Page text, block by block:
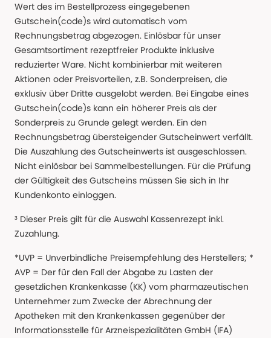
Wert des im Bestellprozess eingegebenen
Gutschein(code)s wird automatisch vom
Rechnungsbetrag abgezogen. Einlösbar für unser
Gesamtsortiment rezeptfreier Produkte inklusive
reduzierter Ware. Nicht kombinierbar mit weiteren
Aktionen oder Preisvorteilen, z.B. Sonderpreisen, die
exklusiv über Dritte ausgelobt werden. Bei Eingabe eines
Gutschein(code)s kann ein höherer Preis als der
Sonderpreis zu Grunde gelegt werden. Ein den
Rechnungsbetrag übersteigender Gutscheinwert verfällt.
Die Auszahlung des Gutscheinwerts ist ausgeschlossen.
Nicht einlösbar bei Sammelbestellungen. Für die Prüfung
der Gültigkeit des Gutscheins müssen Sie sich in Ihr
Kundenkonto einloggen.
³ Dieser Preis gilt für die Auswahl Kassenrezept inkl.
Zuzahlung.
*UVP = Unverbindliche Preisempfehlung des Herstellers; *
AVP = Der für den Fall der Abgabe zu Lasten der
gesetzlichen Krankenkasse (KK) vom pharmazeutischen
Unternehmer zum Zwecke der Abrechnung der
Apotheken mit den Krankenkassen gegenüber der
Informationsstelle für Arzneispezialitäten GmbH (IFA)